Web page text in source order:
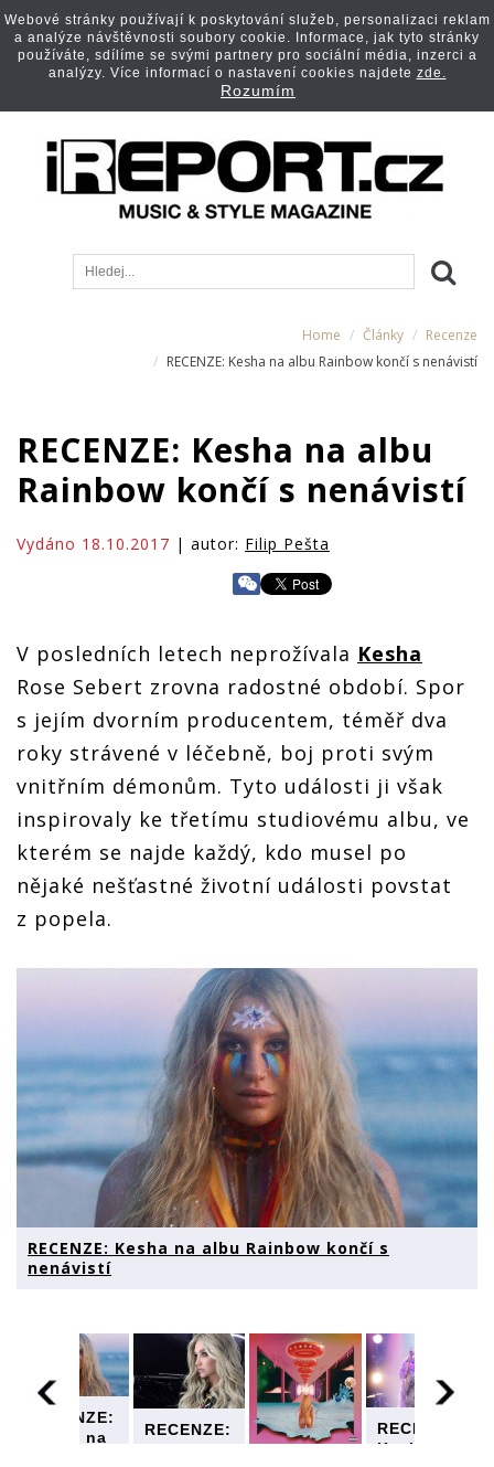
Home Články
Recenze
RECENZE: Kesha na albu Rainbow končí s nenávistí
RECENZE: Kesha na albu
Rainbow končí s nenávistí
Vydáno 18.10.2017 | autor: Filip Pešta
V posledních letech neprožívala Kesha
Rose Sebert zrovna radostné období. Spor
s jejím dvorním producentem, téměř dva
roky strávené v léčebně, boj proti svým
vnitřním démonům. Tyto události ji však
inspirovaly ke třetímu studiovému albu, ve
kterém se najde každý, kdo musel po
nějaké nešťastné životní události povstat
z popela.
RECENZE: Kesha na albu Rainbow končí s
nenávistí
RECENZE:
Kesha na
RECENZE:
RECENZE:
Kesha na
Webové stránky používají k poskytování služeb, personalizaci reklam
a analýze návštěvnosti soubory cookie. Informace, jak tyto stránky
používáte, sdílíme se svými partnery pro sociální média, inzerci a
analýzy. Více informací o nastavení cookies najdete zde.
Rozumím